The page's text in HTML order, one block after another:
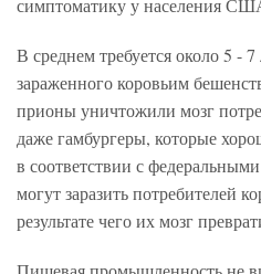
симптоматику у населения
В среднем требуется около 5 -
зараженного коровьим
прионы уничтожили мозг
даже гамбургеры, которые
в соответствии с
могут заразить потребителей
результате чего их мозг